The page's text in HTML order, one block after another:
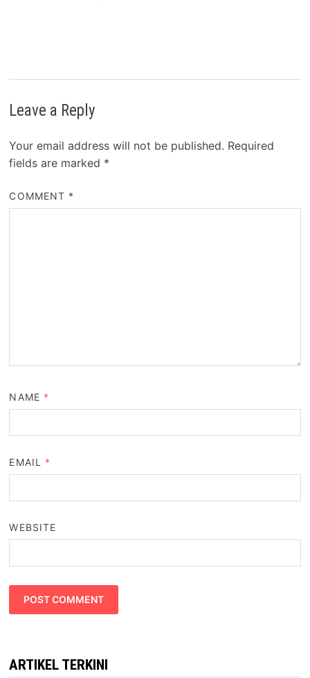
Leave a Reply
Your email address will not be published. Required
fields are marked *
COMMENT *
NAME *
EMAIL *
WEBSITE
ARTIKEL TERKINI